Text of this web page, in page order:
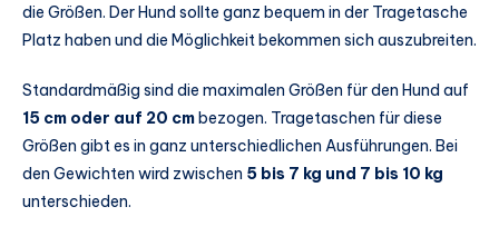
die Größen. Der Hund sollte ganz bequem in der Tragetasche
Platz haben und die Möglichkeit bekommen sich auszubreiten.
Standardmäßig sind die maximalen Größen für den Hund auf
15 cm oder auf 20 cm bezogen. Tragetaschen für diese
Größen gibt es in ganz unterschiedlichen Ausführungen. Bei
den Gewichten wird zwischen 5 bis 7 kg und 7 bis 10 kg
unterschieden.